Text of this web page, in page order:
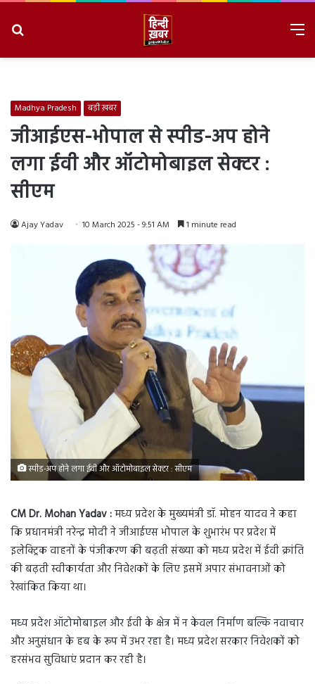
Madhya Pradesh बड़ी ख़बर
जीआईएस-भोपाल से स्पीड-अप होने
लगा ईवी और ऑटोमोबाइल सेक्टर :
सीएम
Ajay Yadav 10 March 2025 - 9:51 AM 1 minute read
स्पीड-अप होने लगा ईवी और ऑटोमोबाइल सेक्टर : सीएम
CM Dr. Mohan Yadav :मध्य प्रदेश के मुख्यमंत्री डॉ. मोहन यादव ने कहा
कि प्रधानमंत्री नरेन्द्र मोदी ने जीआईएस भोपाल के शुभारंभ पर प्रदेश में
इलेक्ट्रिक वाहनों के पंजीकरण की बढ़ती संख्या को मध्य प्रदेश में ईवी क्रांति
की बढ़ती स्वीकार्यता और निवेशकों के लिए इसमें अपार संभावनाओं को
रेखांकित किया था।
मध्य प्रदेश ऑटोमोबाइल और ईवी के क्षेत्र में न केवल निर्माण बल्कि नवाचार
और अनुसंधान के हब के रूप में उभर रहा है। मध्य प्रदेश सरकार निवेशकों को
हरसंभव सुविधाएं प्रदान कर रही है।